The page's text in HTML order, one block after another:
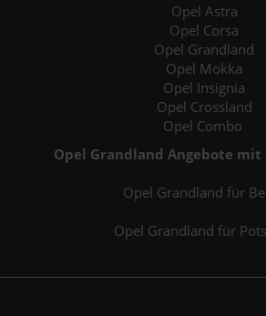
Opel Astra
Opel Corsa
Opel Grandland
Opel Mokka
Opel Insignia
Opel Crossland
Opel Combo
Opel Grandland Angebote mit
Opel Grandland für
Opel Grandland für